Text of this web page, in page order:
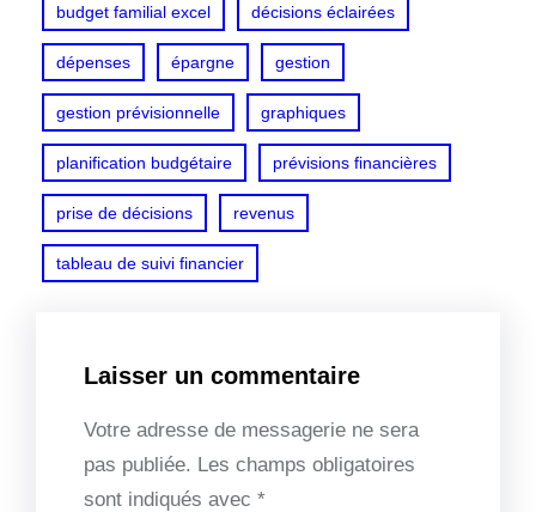
budget familial excel décisions éclairées
dépenses épargne gestion
gestion prévisionnelle graphiques
planification budgétaire prévisions financières
prise de décisions revenus
tableau de suivi financier
Laisser un commentaire
Votre adresse de messagerie ne sera
pas publiée. Les champs obligatoires
sont indiqués avec *